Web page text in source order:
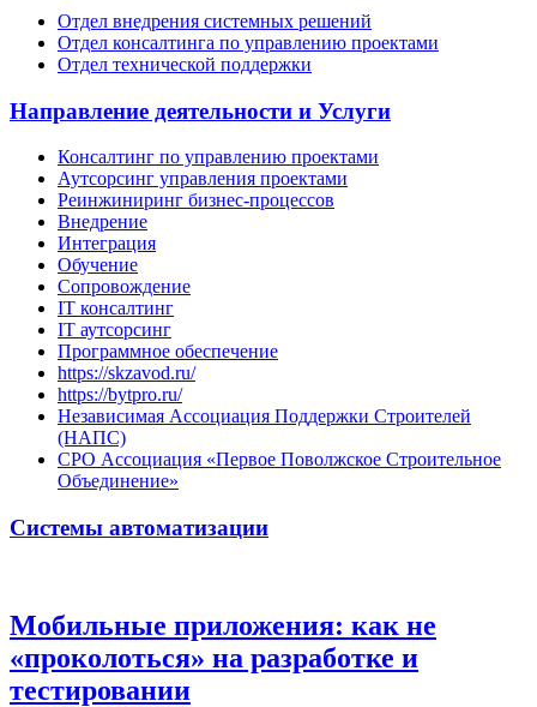
Отдел внедрения системных решений
Отдел консалтинга по управлению проектами
Отдел технической поддержки
Направление деятельности и Услуги
Консалтинг по управлению проектами
Аутсорсинг управления проектами
Реинжиниринг бизнес-процессов
Внедрение
Интеграция
Обучение
Сопровождение
IT консалтинг
IT аутсорсинг
Программное обеспечение
https://skzavod.ru/
https://bytpro.ru/
Независимая Ассоциация Поддержки Строителей
(НАПС)
СРО Ассоциация «Первое Поволжское Строительное
Объединение»
Системы автоматизации
Мобильные приложения: как не
«проколоться» на разработке и
тестировании